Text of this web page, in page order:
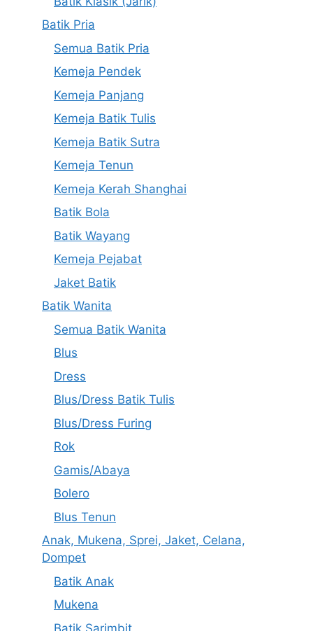
Batik Pria
Semua Batik Pria
Kemeja Pendek
Kemeja Panjang
Kemeja Batik Tulis
Kemeja Batik Sutra
Kemeja Tenun
Kemeja Kerah Shanghai
Batik Bola
Batik Wayang
Kemeja Pejabat
Jaket Batik
Batik Wanita
Semua Batik Wanita
Blus
Dress
Blus/Dress Batik Tulis
Blus/Dress Furing
Rok
Gamis/Abaya
Bolero
Blus Tenun
Anak, Mukena, Sprei, Jaket, Celana,
Dompet
Batik Anak
Mukena
Batik Sarimbit